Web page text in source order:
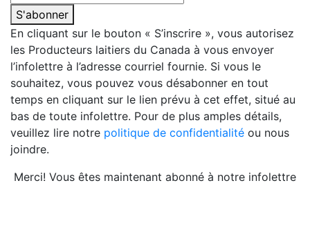
S'abonner
En cliquant sur le bouton « S’inscrire », vous autorisez
les Producteurs laitiers du Canada à vous envoyer
l’infolettre à l’adresse courriel fournie. Si vous le
souhaitez, vous pouvez vous désabonner en tout
temps en cliquant sur le lien prévu à cet effet, situé au
bas de toute infolettre. Pour de plus amples détails,
veuillez lire notre politique de confidentialité ou nous
joindre.
Merci! Vous êtes maintenant abonné à notre infolettre